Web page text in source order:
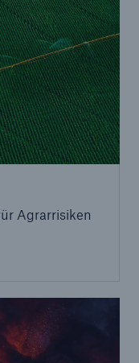
Agrarrisiken